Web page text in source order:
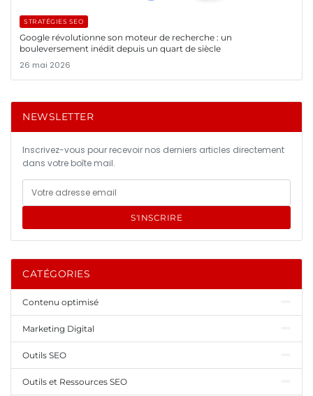
STRATÉGIES SEO
Google révolutionne son moteur de recherche : un
bouleversement inédit depuis un quart de siècle
26 mai 2026
NEWSLETTER
Inscrivez-vous pour recevoir nos derniers articles directement
dans votre boîte mail.
S'INSCRIRE
CATÉGORIES
Contenu optimisé
Marketing Digital
Outils SEO
Outils et Ressources SEO